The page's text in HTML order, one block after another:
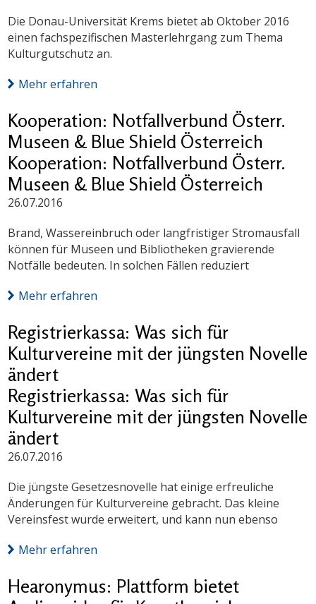
Die Donau-Universität Krems bietet ab Oktober 2016
einen fachspezifischen Masterlehrgang zum Thema
Kulturgutschutz an.
Mehr erfahren
Kooperation: Notfallverbund Österr.
Museen & Blue Shield Österreich
Kooperation: Notfallverbund Österr.
Museen & Blue Shield Österreich
26.07.2016
Brand, Wassereinbruch oder langfristiger Stromausfall
können für Museen und Bibliotheken gravierende
Notfälle bedeuten. In solchen Fällen reduziert
Mehr erfahren
Registrierkassa: Was sich für
Kulturvereine mit der jüngsten Novelle
ändert
Registrierkassa: Was sich für
Kulturvereine mit der jüngsten Novelle
ändert
26.07.2016
Die jüngste Gesetzesnovelle hat einige erfreuliche
Änderungen für Kulturvereine gebracht. Das kleine
Vereinsfest wurde erweitert, und kann nun ebenso
Mehr erfahren
Hearonymus: Plattform bietet